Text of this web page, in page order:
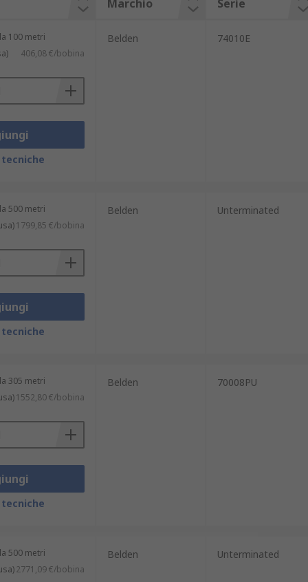
Marchio Serie
100 metri
406,08 €/bobina
tecniche
Belden 74010E
500 metri
1799,85 €/bobina
tecniche
Belden Unterminated
305 metri
1552,80 €/bobina
tecniche
Belden 70008PU
500 metri
2771,09 €/bobina
Belden Unterminated